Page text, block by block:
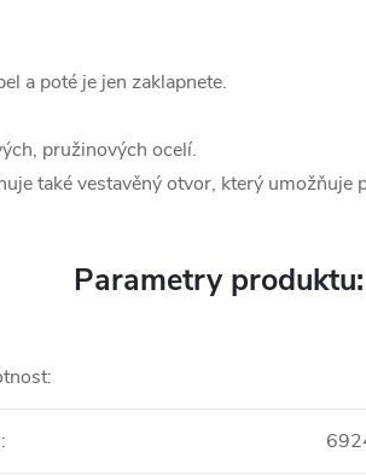
a poté je jen zaklapnete.
pružinových ocelí.
také vestavěný otvor, který umožňuje
Parametry produktu:
:
: